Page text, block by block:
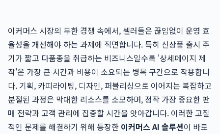
이커머스 시장의 무한 경쟁 속에서, 셀러들은 끊임없이 운영 효
율성을 개선해야 하는 과제에 직면합니다. 특히 신상품 출시 주
기가 짧고 다품종을 취급하는 비즈니스일수록 '상세페이지 제
작'은 가장 큰 시간과 비용이 소요되는 병목 구간으로 작용합니
다. 기획, 카피라이팅, 디자인, 퍼블리싱으로 이어지는 복잡하고
분절된 과정은 막대한 리소스를 소모하며, 정작 가장 중요한 판
매 전략과 고객 관리에 집중할 시간을 앗아갑니다. 이러한 고질
적인 문제를 해결하기 위해 등장한 이커머스 AI 솔루션이 바로